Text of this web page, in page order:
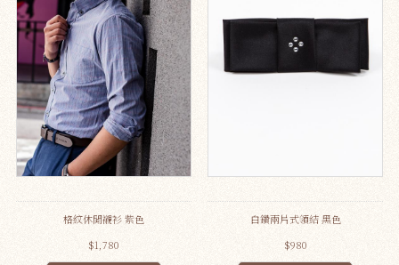
格紋休閒襯衫 紫色
$1,780
白鑽兩片式領結 黑色
$980